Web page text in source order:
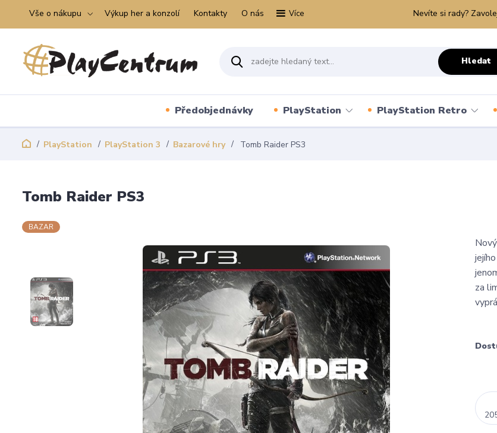
Vše o nákupu Výkup her a konzolí Kontakty O nás Více
Hledat
Nevíte si rady?
Předobjednávky PlayStation PlayStation Retro
PlayStation PlayStation 3 Bazarové hry Tomb Raider PS3
Tomb Raider PS3
BAZAR
za